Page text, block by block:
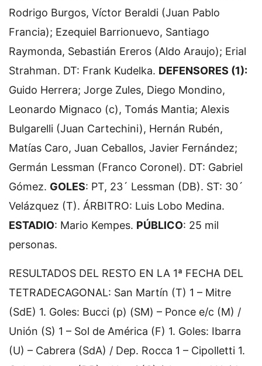
Rodrigo Burgos, Víctor Beraldi (Juan Pablo
Francia); Ezequiel Barrionuevo, Santiago
Raymonda, Sebastián Ereros (Aldo Araujo); Erial
Strahman. DT: Frank Kudelka. DEFENSORES (1):
Guido Herrera; Jorge Zules, Diego Mondino,
Leonardo Mignaco (c), Tomás Mantia; Alexis
Bulgarelli (Juan Cartechini), Hernán Rubén,
Matías Caro, Juan Ceballos, Javier Fernández;
Germán Lessman (Franco Coronel). DT: Gabriel
Gómez. GOLES: PT, 23´ Lessman (DB). ST: 30´
Velázquez (T). ÁRBITRO: Luis Lobo Medina.
ESTADIO: Mario Kempes. PÚBLICO: 25 mil
personas.
RESULTADOS DEL RESTO EN LA 1ª FECHA DEL
TETRADECAGONAL: San Martín (T) 1 – Mitre
(SdE) 1. Goles: Bucci (p) (SM) – Ponce e/c (M) /
Unión (S) 1 – Sol de América (F) 1. Goles: Ibarra
(U) – Cabrera (SdA) / Dep. Rocca 1 – Cipolletti 1.